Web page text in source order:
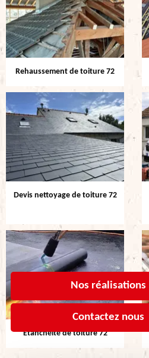
Nos réalisations
Contactez nous
Rehaussement de toiture 72
Devis nettoyage de toiture 72
Etanchéité de toiture 72